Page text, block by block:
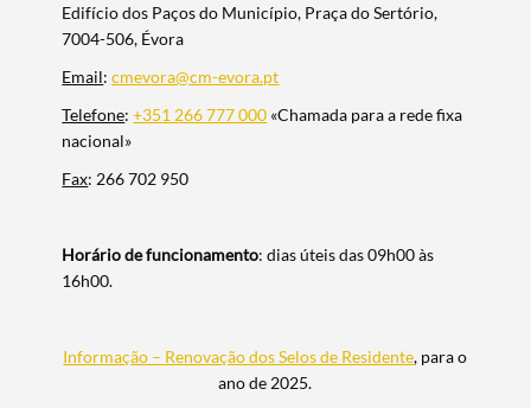
Edifício dos Paços do Município, Praça do Sertório,
7004-506, Évora
Email:cmevora@cm-evora.pt
Telefone:+351 266 777 000 «Chamada para a rede fixa
nacional»
Fax: 266 702 950
Horário de funcionamento: dias úteis das 09h00 às
16h00.
Informação – Renovação dos Selos de Residente, para o
ano de 2025.